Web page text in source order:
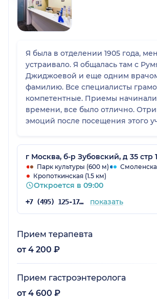
Я была в отделении 1905 года,
устраивало. Я общалась там с
Джиджоевой и еще одним
фамилию. Все специалисты
компетентные. Приемы
времени, все было отлично.
эмоций после посещения этого
г Москва, б-р Зубовский, д 35 стр 1
Парк культуры (600 м)
Кропоткинская (1.5 км)
Откроется в 09:00
+7 (495) 125-17-00 показать
Прием терапевта
от 4 200 ₽
Прием гастроэнтеролога
от 4 600 ₽